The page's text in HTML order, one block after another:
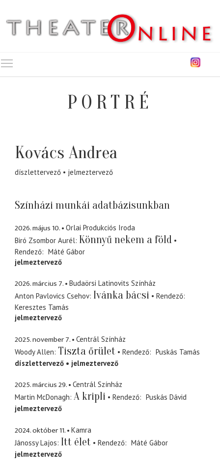
PORTRÉ
Kovács Andrea
díszlettervező jelmeztervező
Színházi munkái adatbázisunkban
2026. május 10.
Orlai Produkciós Iroda
Biró Zsombor Aurél Könnyű nekem a föld
Rendező
Máté Gábor
jelmeztervező
2026. március 7.
Budaörsi Latinovits Színház
Anton Pavlovics Csehov Ivánka bácsi
Rendező
Keresztes Tamás
jelmeztervező
2025. november 7.
Centrál Színház
Woody Allen Tiszta őrület Rendező
Puskás Tamás
díszlettervező
jelmeztervező
2025. március 29.
Centrál Színház
Martin McDonagh A kripli Rendező
Puskás Dávid
jelmeztervező
2024. október 11.
Kamra
Jánossy Lajos Itt élet Rendező
Máté Gábor
jelmeztervező